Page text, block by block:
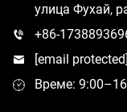
улица Фухай,
+86-
[email protected]
Време: